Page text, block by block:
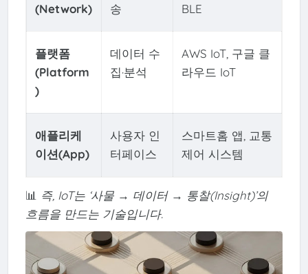
(Network)
송
BLE
플랫폼
(Platform
)
데이터 수
집·분석
AWS IoT, 구글 클
라우드 IoT
애플리케
이션(App)
사용자 인
터페이스
스마트홈 앱, 교통
제어 시스템
📊 즉, IoT는 ‘사물 → 데이터 → 통찰(Insight)’의
흐름을 만드는 기술입니다.